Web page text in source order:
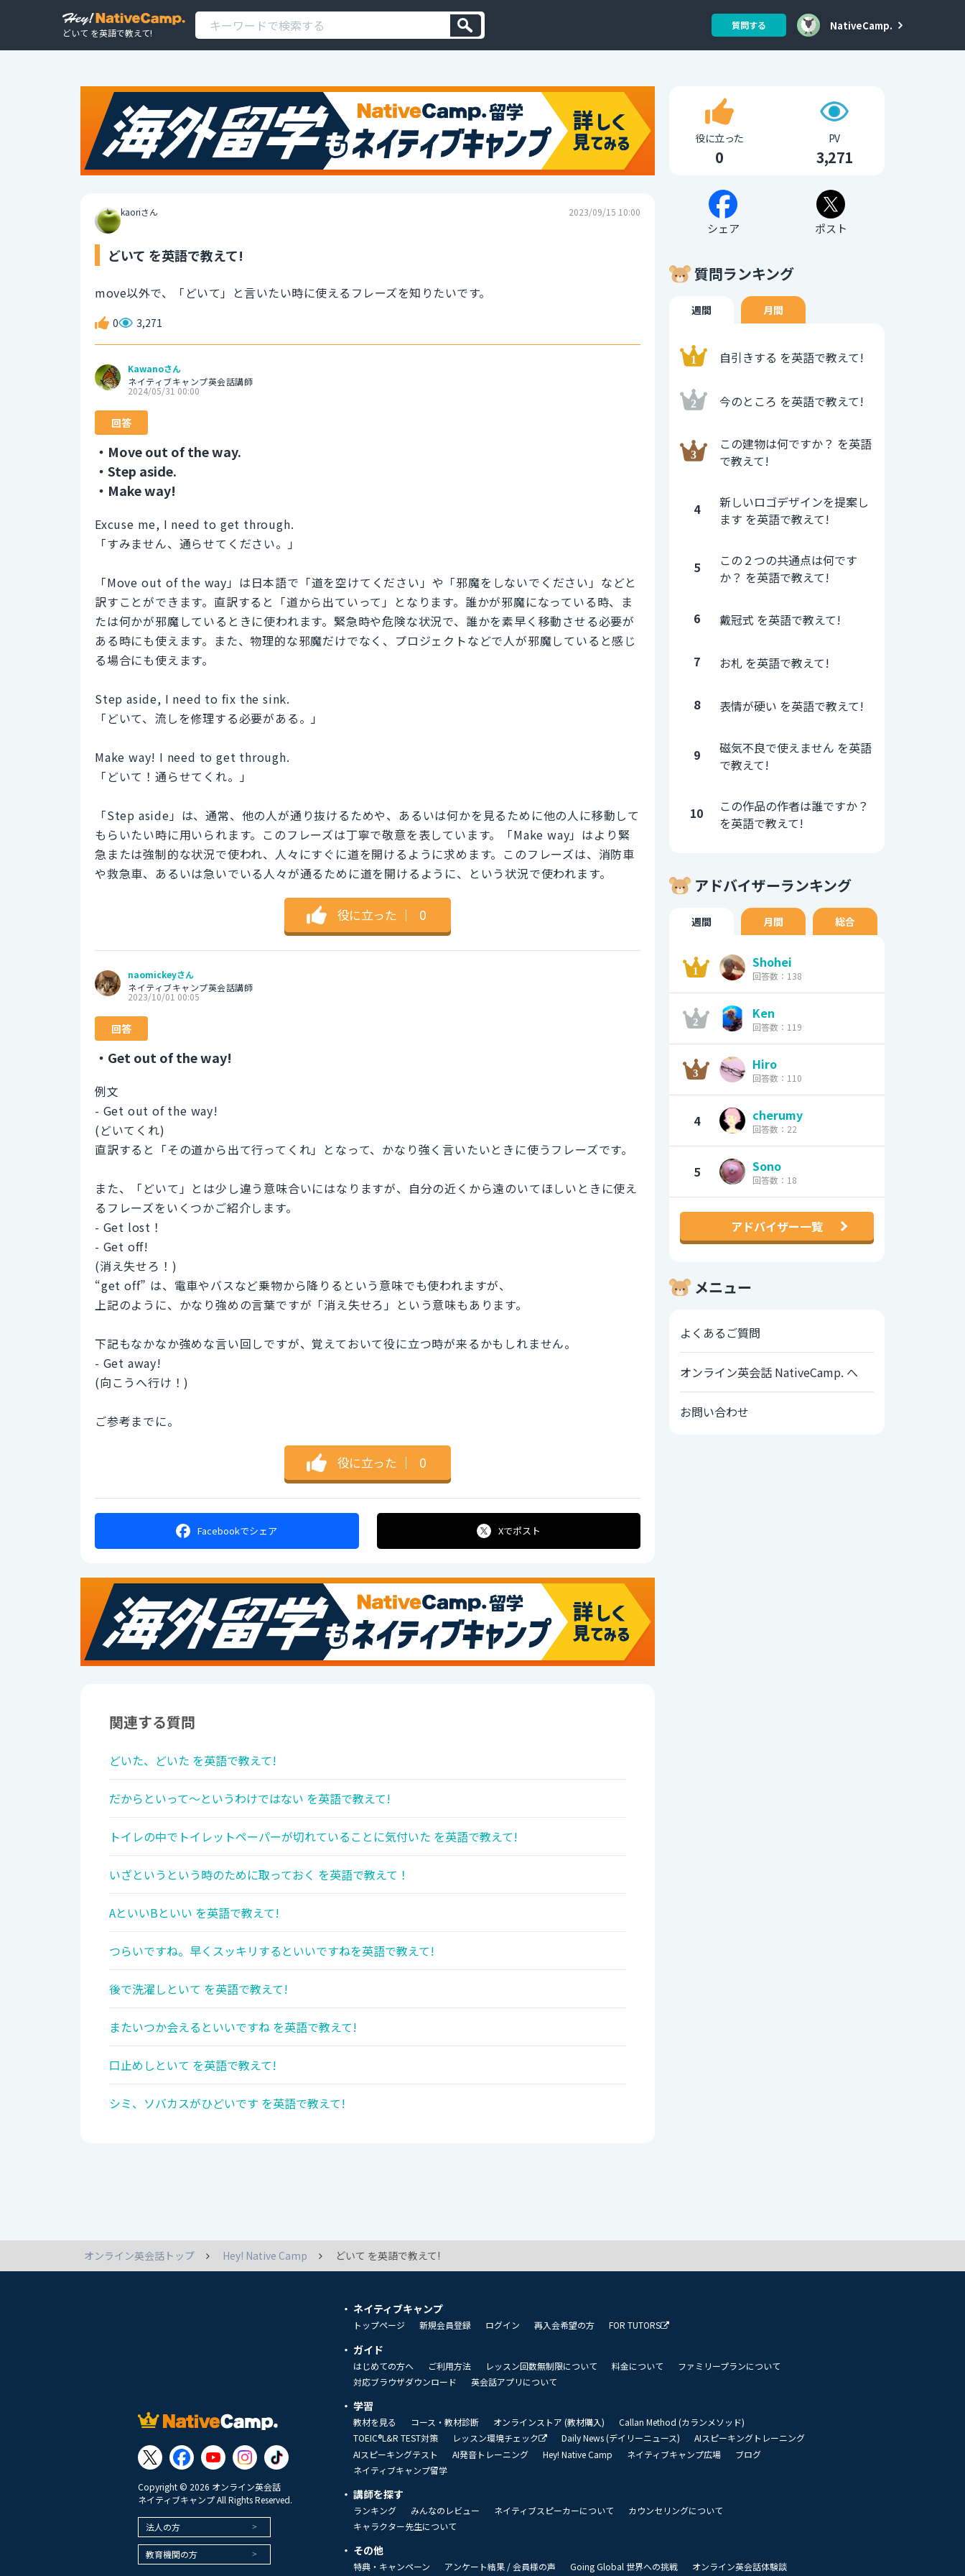
どいて を英語で教えて!
質問する NativeCamp.
kaoriさん 2023/09/15 10:00
どいて を英語で教えて!
move以外で、「どいて」と言いたい時に使えるフレーズを知りたいです。
0 3,271
Kawanoさん
ネイティブキャンプ英会話講師
2024/05/31 00:00
回答
・Move out of the way.
・Step aside.
・Make way!
Excuse me, I need to get through.
「すみません、通らせてください。」
「Move out of the way」は日本語で「道を空けてください」や「邪魔をしないでください」などと
訳すことができます。直訳すると「道から出ていって」となります。誰かが邪魔になっている時、ま
たは何かが邪魔しているときに使われます。緊急時や危険な状況で、誰かを素早く移動させる必要が
ある時にも使えます。また、物理的な邪魔だけでなく、プロジェクトなどで人が邪魔していると感じ
る場合にも使えます。
Step aside, I need to fix the sink.
「どいて、流しを修理する必要がある。」
Make way! I need to get through.
「どいて！通らせてくれ。」
「Step aside」は、通常、他の人が通り抜けるためや、あるいは何かを見るために他の人に移動して
もらいたい時に用いられます。このフレーズは丁寧で敬意を表しています。「Make way」はより緊
急または強制的な状況で使われ、人々にすぐに道を開けるように求めます。このフレーズは、消防車
や救急車、あるいは急いでいる人々が通るために道を開けるように、という状況で使われます。
役に立った ｜ 0
naomickeyさん
ネイティブキャンプ英会話講師
2023/10/01 00:05
回答
・Get out of the way!
例文
- Get out of the way!
(どいてくれ)
直訳すると「その道から出て行ってくれ」となって、かなり強く言いたいときに使うフレーズです。
また、「どいて」とは少し違う意味合いにはなりますが、自分の近くから遠のいてほしいときに使え
るフレーズをいくつかご紹介します。
- Get lost！
- Get off!
(消え失せろ！)
“get off” は、電車やバスなど乗物から降りるという意味でも使われますが、
上記のように、かなり強めの言葉ですが「消え失せろ」という意味もあります。
下記もなかなか強めな言い回しですが、覚えておいて役に立つ時が来るかもしれません。
- Get away!
(向こうへ行け！)
ご参考までに。
役に立った ｜ 0
Facebookでシェア Xでポスト
関連する質問
どいた、どいた を英語で教えて!
だからといって～というわけではない を英語で教えて!
トイレの中でトイレットペーパーが切れていることに気付いた を英語で教えて!
いざというという時のために取っておく を英語で教えて！
AといいBといい を英語で教えて!
つらいですね。早くスッキリするといいですねを英語で教えて!
後で洗濯しといて を英語で教えて!
またいつか会えるといいですね を英語で教えて!
口止めしといて を英語で教えて!
シミ、ソバカスがひどいです を英語で教えて!
役に立った
0
PV
3,271
シェア ポスト
質問ランキング
週間 月間
自引きする を英語で教えて!
今のところ を英語で教えて!
この建物は何ですか？ を英語
で教えて!
4
新しいロゴデザインを提案し
ます を英語で教えて!
5
この２つの共通点は何です
か？ を英語で教えて!
6 戴冠式 を英語で教えて!
7 お札 を英語で教えて!
8 表情が硬い を英語で教えて!
9
磁気不良で使えません を英語
で教えて!
10
この作品の作者は誰ですか？
を英語で教えて!
アドバイザーランキング
週間 月間 総合
Shohei
回答数：138
Ken
回答数：119
Hiro
回答数：110
4 cherumy
回答数：22
5 Sono
回答数：18
アドバイザー一覧
メニュー
よくあるご質問
オンライン英会話 NativeCamp. へ
お問い合わせ
オンライン英会話トップ Hey! Native Camp どいて を英語で教えて!
Copyright © 2026 オンライン英会話
ネイティブキャンプ All Rights Reserved.
法人の方
教育機関の方
ネイティブキャンプ
トップページ 新規会員登録 ログイン 再入会希望の方 FOR TUTORS
ガイド
はじめての方へ ご利用方法 レッスン回数無制限について 料金について
ファミリープランについて
対応ブラウザダウンロード
英会話アプリについて
学習
教材を見る コース・教材診断 オンラインストア (教材購入)
Callan Method (カランメソッド)
TOEIC®L&R TEST対策
レッスン環境チェック Daily News (デイリーニュース)
AIスピーキングトレーニング
AIスピーキングテスト
AI発音トレーニング Hey! Native Camp ネイティブキャンプ広場
ブログ
ネイティブキャンプ留学
講師を探す
ランキング みんなのレビュー ネイティブスピーカーについて
カウンセリングについて
キャラクター先生について
その他
特典・キャンペーン アンケート結果 / 会員様の声 Going Global 世界への挑戦 オンライン英会話体験談